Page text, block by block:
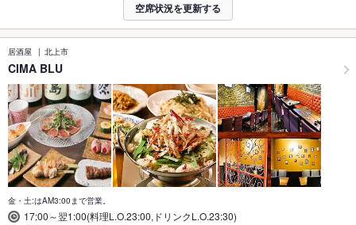
空席状況を更新する
居酒屋 北上市
CIMA BLU
金・土:はAM3:00まで営業。
17:00～翌1:00(料理L.O.23:00,ドリンクL.O.23:30)